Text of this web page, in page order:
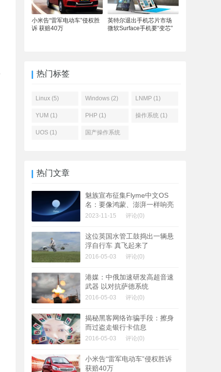
小米告“雷军电动车”侵权胜
诉 获赔40万
英特尔退出手机芯片市场
微软Surface手机要“变芯”
热门标签
Linux (5) Windows (2) LNMP (1)
YUM (1) PHP (1) 操作系统 (1)
UOS (1) 国产操作系统
热门文章
魅族宣布征集Flyme中文OS
名：要像鸿蒙、澎湃一样响亮
2023-11-15 评论(0)
这位英国水管工鼓捣出一辆悬
浮自行车 真飞起来了
2016-05-03 评论(0)
港媒：中俄加速研发高超音速
武器 以对抗萨德系统
2016-05-03 评论(0)
揭秘黑客网络诈骗手段：擦身
而过盗走银行卡信息
2016-05-03 评论(0)
小米告“雷军电动车”侵权胜诉
获赔40万